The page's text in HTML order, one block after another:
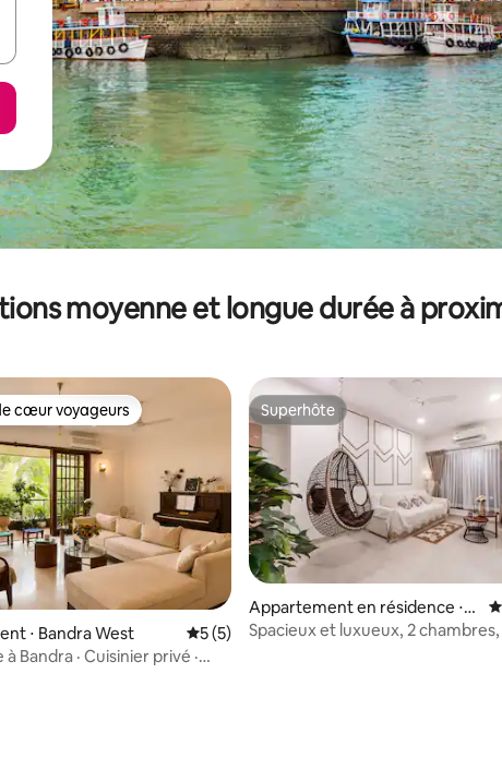
moyenne et longue durée à
cœur voyageurs les plus appréciés
cœur voyageurs
⋅ Bandra West Évaluation moyenne sur la base de 5
5 (5)
Bandra · Cuisinier privé ·
Superhôte
Superhôte
Appartement en résidence ⋅
Malad Est
Spacieux et luxueux, 2 chambres,